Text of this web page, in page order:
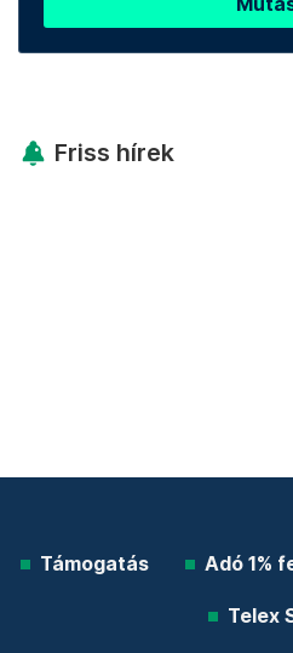
Friss hírek
Támogatás Adó 1%
Telex